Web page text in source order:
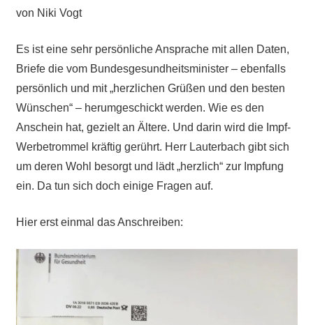
von Niki Vogt
Es ist eine sehr persönliche Ansprache mit allen Daten,
Briefe die vom Bundesgesundheitsminister – ebenfalls
persönlich und mit „herzlichen Grüßen und den besten
Wünschen“ – herumgeschickt werden. Wie es den
Anschein hat, gezielt an Ältere. Und darin wird die Impf-
Werbetrommel kräftig gerührt. Herr Lauterbach gibt sich
um deren Wohl besorgt und lädt „herzlich“ zur Impfung
ein. Da tun sich doch einige Fragen auf.
Hier erst einmal das Anschreiben: